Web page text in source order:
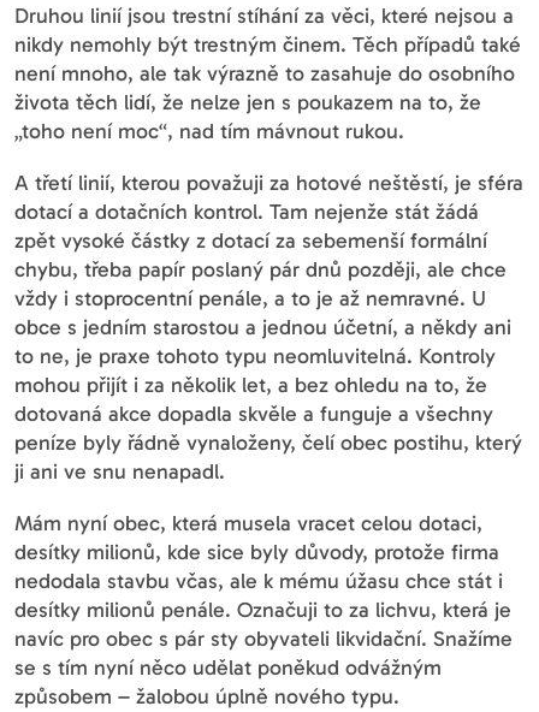
Druhou linií jsou trestní stíhání za věci, které nejsou a
nikdy nemohly být trestným činem. Těch případů také
není mnoho, ale tak výrazně to zasahuje do osobního
života těch lidí, že nelze jen s poukazem na to, že
„toho není moc“, nad tím mávnout rukou.
A třetí linií, kterou považuji za hotové neštěstí, je sféra
dotací a dotačních kontrol. Tam nejenže stát žádá
zpět vysoké částky z dotací za sebemenší formální
chybu, třeba papír poslaný pár dnů později, ale chce
vždy i stoprocentní penále, a to je až nemravné. U
obce s jedním starostou a jednou účetní, a někdy ani
to ne, je praxe tohoto typu neomluvitelná. Kontroly
mohou přijít i za několik let, a bez ohledu na to, že
dotovaná akce dopadla skvěle a funguje a všechny
peníze byly řádně vynaloženy, čelí obec postihu, který
ji ani ve snu nenapadl.
Mám nyní obec, která musela vracet celou dotaci,
desítky milionů, kde sice byly důvody, protože firma
nedodala stavbu včas, ale k mému úžasu chce stát i
desítky milionů penále. Označuji to za lichvu, která je
navíc pro obec s pár sty obyvateli likvidační. Snažíme
se s tím nyní něco udělat poněkud odvážným
způsobem – žalobou úplně nového typu.